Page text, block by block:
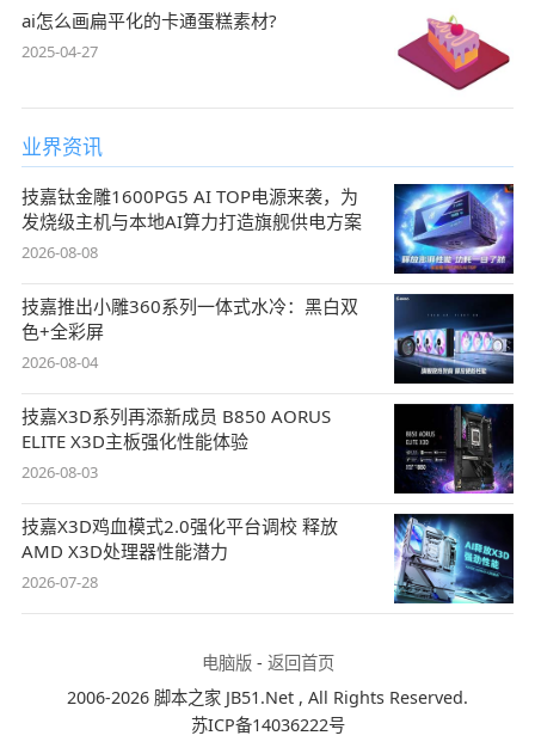
ai怎么画扁平化的卡通蛋糕素材?
2025-04-27
业界资讯
技嘉钛金雕1600PG5 AI TOP电源来袭，为
发烧级主机与本地AI算力打造旗舰供电方案
2026-08-08
技嘉推出小雕360系列一体式水冷：黑白双
色+全彩屏
2026-08-04
技嘉X3D系列再添新成员 B850 AORUS
ELITE X3D主板强化性能体验
2026-08-03
技嘉X3D鸡血模式2.0强化平台调校 释放
AMD X3D处理器性能潜力
2026-07-28
电脑版- 返回首页
2006-2026 脚本之家 JB51.Net , All Rights Reserved.
苏ICP备14036222号